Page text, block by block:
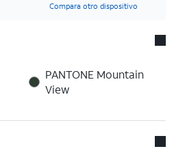
Compara otro dispositivo
PANTONE Mountain
View